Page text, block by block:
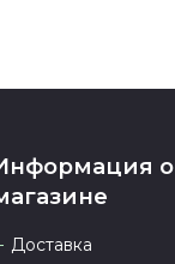
о
Доставка